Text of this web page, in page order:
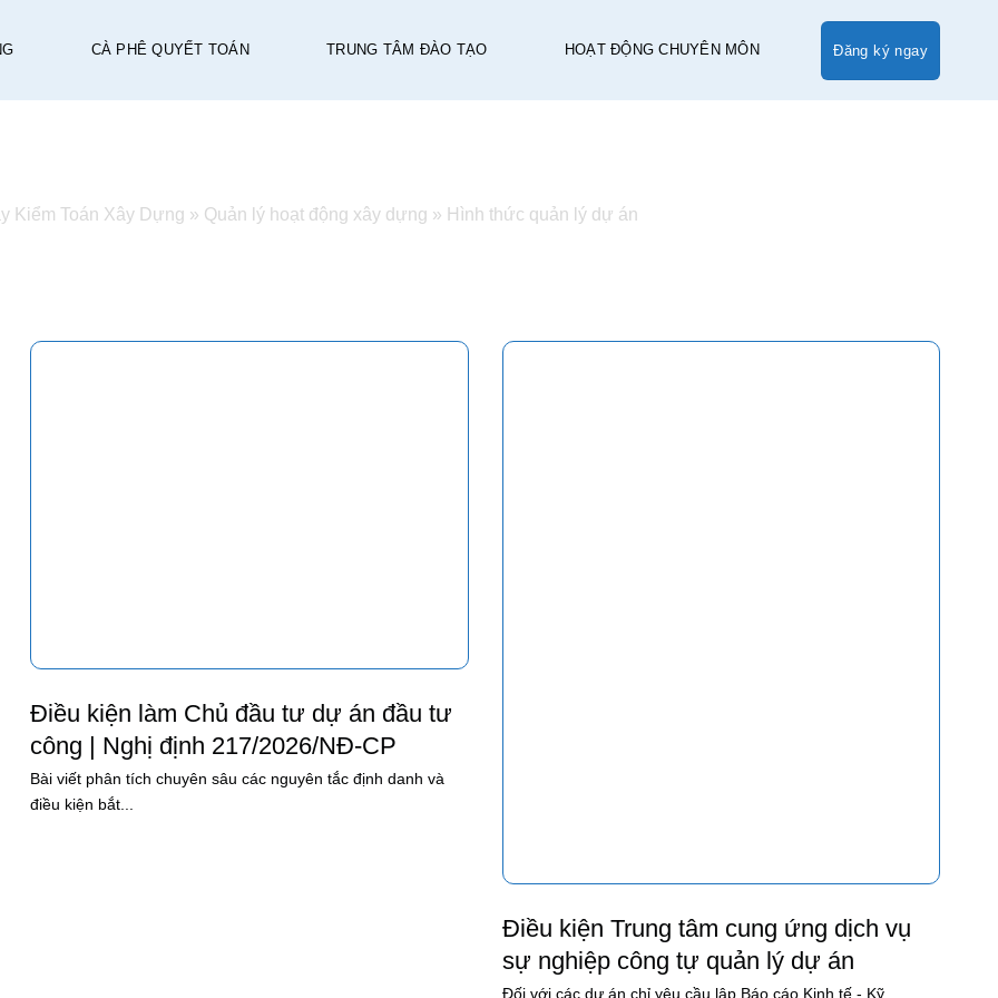
CÀ PHÊ QUYẾT TOÁN TRUNG TÂM ĐÀO TẠO HOẠT ĐỘNG CHUYÊN MÔN Đăng ký ngay
Kiểm Toán Xây Dựng » Quản lý hoạt động xây dựng » Hình thức quản lý dự án
Điều kiện làm Chủ đầu tư dự án đầu tư
công | Nghị định 217/2026/NĐ-CP
Bài viết phân tích chuyên sâu các nguyên tắc định danh và
điều kiện bắt...
Điều kiện Trung tâm cung ứng dịch vụ
sự nghiệp công tự quản lý dự án
Đối với các dự án chỉ yêu cầu lập Báo cáo Kinh tế - Kỹ...